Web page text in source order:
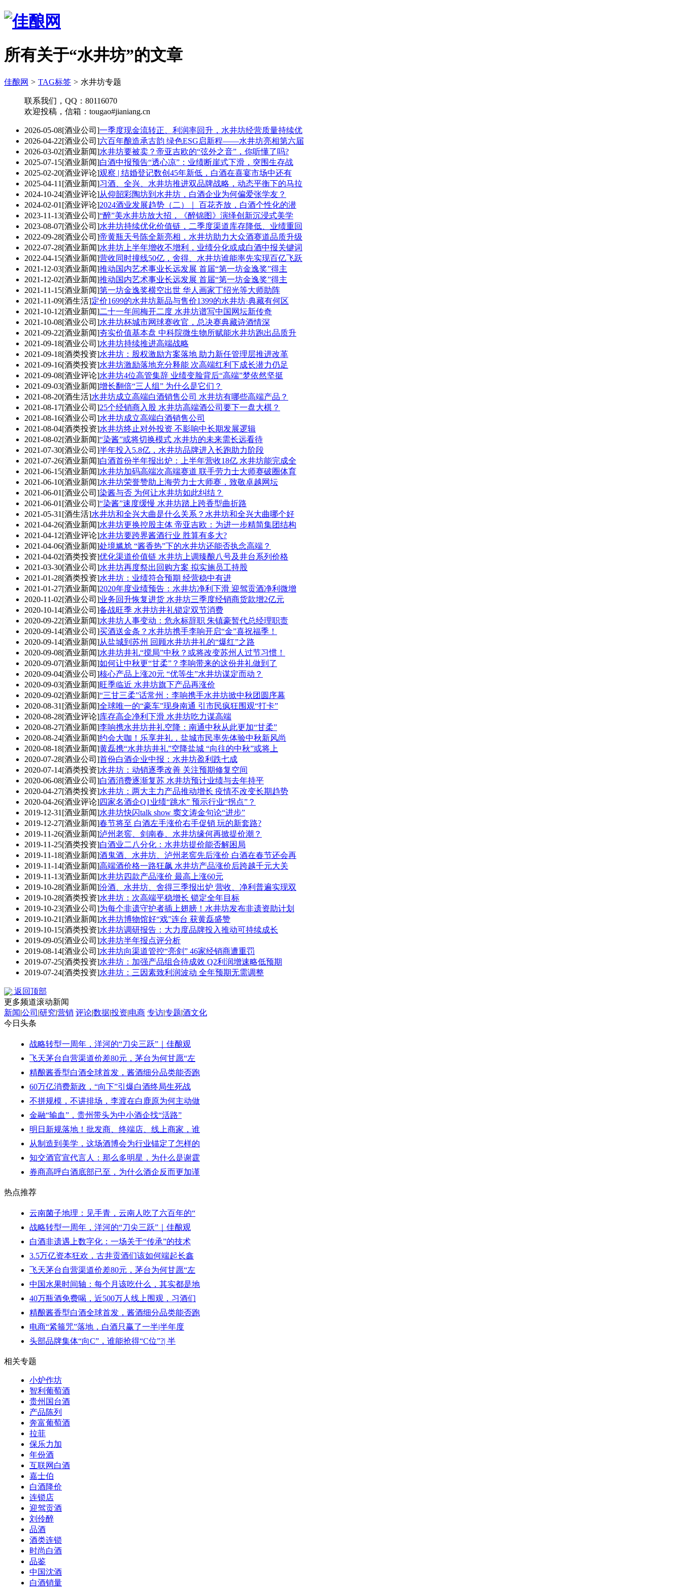
所有关于“水井坊”的文章
佳酿网 > TAG标签 > 水井坊专题
联系我们，QQ：80116070
欢迎投稿，信箱：tougao#jianiang.cn
2026-05-08[酒业公司]一季度现金流转正、利润率回升，水井坊经营质量持续优
2026-04-22[酒业公司]六百年酿造承古韵 绿色ESG启新程——水井坊亮相第六届
2026-03-02[酒业新闻]水井坊要被卖？帝亚吉欧的“弦外之音”，你听懂了吗?
2025-07-15[酒业新闻]白酒中报预告“透心凉”：业绩断崖式下滑，突围生存战
2025-02-20[酒业评论]观察 | 结婚登记数创45年新低，白酒在喜宴市场中还有
2025-04-11 [酒业新闻]习酒、全兴、水井坊推进双品牌战略，动态平衡下的马拉
2024-10-24[酒业评论]从仰韶彩陶坊到水井坊，白酒企业为何偏爱张学友？
2024-02-01 [酒业评论]2024酒业发展趋势（二）｜ 百花齐放，白酒个性化的潜
2023-11-13[酒业公司]“醉”美水井坊放大招，《醉锦图》演绎创新沉浸式美学
2023-08-07[酒业公司]水井坊持续优化价值链，二季度渠道库存降低、业绩重回
2022-09-28[酒业公司]帝黄瓶天号陈全新亮相，水井坊助力大众酒赛道品质升级
2022-07-28[酒业新闻]水井坊上半年增收不增利，业绩分化或成白酒中报关键词
2022-04-15[酒业新闻]营收同时撞线50亿，舍得、水井坊谁能率先实现百亿飞跃
2021-12-03[酒业新闻]推动国内艺术事业长远发展 首届“第一坊金逸奖”得主
2021-12-02[酒业新闻]推动国内艺术事业长远发展 首届“第一坊金逸奖”得主
2021-11-15[酒业新闻]第一坊金逸奖横空出世 华人画家丁绍光等大师助阵
2021-11-09[酒生活]定价1699的水井坊新品与售价1399的水井坊·典藏有何区
2021-10-12[酒业新闻]二十一年间梅开二度 水井坊谱写中国网坛新传奇
2021-10-08[酒业公司]水井坊杯城市网球赛收官，总决赛典藏诗酒情深
2021-09-22[酒业新闻]夯实价值基本盘 中科院微生物所赋能水井坊跑出品质升
2021-09-18[酒业公司]水井坊持续推进高端战略
2021-09-18[酒类投资]水井坊：股权激励方案落地 助力新任管理层推进改革
2021-09-16[酒类投资]水井坊激励落地充分释能 次高端红利下成长潜力仍足
2021-09-08[酒业评论]水井坊4位高管集辞 业绩变脸背后“高端”梦依然坚挺
2021-09-03[酒业新闻]增长翻倍“三人组” 为什么是它们？
2021-08-20[酒生活]水井坊成立高端白酒销售公司 水井坊有哪些高端产品？
2021-08-17[酒业公司]25个经销商入股 水井坊高端酒公司要下一盘大棋？
2021-08-16[酒业公司]水井坊成立高端白酒销售公司
2021-08-04[酒类投资]水井坊终止对外投资 不影响中长期发展逻辑
2021-08-02[酒业新闻]“染酱”或将切换模式 水井坊的未来需长远看待
2021-07-30[酒业公司]半年投入5.8亿，水井坊品牌进入长跑助力阶段
2021-07-26[酒业新闻]白酒首份半年报出炉：上半年营收18亿 水井坊能完成全
2021-06-15[酒业新闻]水井坊加码高端次高端赛道 联手劳力士大师赛破圈体育
2021-06-10[酒业新闻]水井坊荣誉赞助上海劳力士大师赛，致敬卓越网坛
2021-06-01 [酒业公司]染酱与否 为何让水井坊如此纠结？
2021-06-01 [酒业公司]“染酱”速度缓慢 水井坊踏上跨香型曲折路
2021-05-31 [酒生活]水井坊和全兴大曲是什么关系？水井坊和全兴大曲哪个好
2021-04-26[酒业新闻]水井坊更换控股主体 帝亚吉欧：为进一步精简集团结构
2021-04-12[酒业评论]水井坊要跨界酱酒行业 胜算有多大?
2021-04-06[酒业新闻]处境尴尬 “酱香热”下的水井坊还能否执念高端？
2021-04-02[酒类投资]优化渠道价值链 水井坊上调臻酿八号及井台系列价格
2021-03-30[酒业公司]水井坊再度祭出回购方案 拟实施员工持股
2021-01-28[酒类投资]水井坊：业绩符合预期 经营稳中有进
2021-01-27[酒业新闻]2020年度业绩预告：水井坊净利下滑 迎驾贡酒净利微增
2020-11-02[酒业公司]业务回升恢复进货 水井坊三季度经销商货款增2亿元
2020-10-14[酒业公司]备战旺季 水井坊井礼锁定双节消费
2020-09-22[酒业新闻]水井坊人事变动：危永标辞职 朱镇豪暂代总经理职责
2020-09-14[酒业公司]买酒送金条？水井坊携手李响开启“金”喜祝福季！
2020-09-14[酒业新闻]从盐城到苏州 回顾水井坊井礼的“爆红”之路
2020-09-08[酒业新闻]水井坊井礼“搅局”中秋？或将改变苏州人过节习惯！
2020-09-07[酒业新闻]如何让中秋更“甘柔”？李响带来的这份井礼做到了
2020-09-04[酒业公司]核心产品上涨20元 “优等生”水井坊谋定而动？
2020-09-03[酒业新闻]旺季临近 水井坊旗下产品再涨价
2020-09-02[酒业新闻]“三甘三柔”话常州：李响携手水井坊掀中秋团圆序幕
2020-08-31 [酒业新闻]全球唯一的“豪车”现身南通 引市民疯狂围观“打卡”
2020-08-28[酒业评论]库存高企净利下滑 水井坊吃力谋高端
2020-08-27[酒业新闻]李响携水井坊井礼空降：南通中秋从此更加“甘柔”
2020-08-24[酒业新闻]约会大咖！乐享井礼，盐城市民率先体验中秋新风尚
2020-08-18[酒业新闻]黄磊携“水井坊井礼”空降盐城 “向往的中秋”或将上
2020-07-28[酒业公司]首份白酒企业中报：水井坊盈利跌七成
2020-07-14[酒类投资]水井坊：动销逐季改善 关注预期修复空间
2020-06-08[酒业公司]白酒消费逐渐复苏 水井坊预计业绩与去年持平
2020-04-27[酒类投资]水井坊：两大主力产品推动增长 疫情不改变长期趋势
2020-04-26[酒业评论]四家名酒企Q1业绩“跳水” 预示行业“拐点”？
2019-12-31 [酒业新闻]水井坊快闪talk show 窦文涛金句论“进步”
2019-12-27[酒业新闻]春节将至 白酒左手涨价右手促销 玩的新套路?
2019-11-26[酒业新闻]泸州老窖、剑南春、水井坊缘何再掀提价潮？
2019-11-25[酒类投资]白酒业二八分化：水井坊提价能否解困局
2019-11-18[酒业新闻]酒鬼酒、水井坊、泸州老窖先后涨价 白酒在春节还会再
2019-11-14[酒业新闻]高端酒价格一路狂飙 水井坊产品涨价后跨越千元大关
2019-11-13[酒业新闻]水井坊四款产品涨价 最高上涨60元
2019-10-28[酒业新闻]汾酒、水井坊、舍得三季报出炉 营收、净利普遍实现双
2019-10-28[酒类投资]水井坊：次高端平稳增长 锁定全年目标
2019-10-23[酒业公司]为每个非遗守护者插上翅膀！水井坊发布非遗资助计划
2019-10-21 [酒业新闻]水井坊博物馆好“戏”连台 获黄磊盛赞
2019-10-15[酒类投资]水井坊调研报告：大力度品牌投入推动可持续成长
2019-09-05[酒业公司]水井坊半年报点评分析
2019-08-14[酒业公司]水井坊向渠道管控“亮剑” 46家经销商遭重罚
2019-07-25[酒类投资]水井坊：加强产品组合待成效 Q2利润增速略低预期
2019-07-24[酒类投资]水井坊：三因素致利润波动 全年预期无需调整
返回顶部
更多频道滚动新闻
新闻|公司 |研究|营销 评论|数据|投资|电商 专访|专题|酒文化
今日头条
战略转型一周年，洋河的“刀尖三跃”｜佳酿观
飞天茅台自营渠道价差80元，茅台为何甘愿“左
精酿酱香型白酒全球首发，酱酒细分品类能否跑
60万亿消费新政，“向下”引爆白酒终局生死战
不拼规模，不讲排场，李渡在白鹿原为何主动做
金融“输血”，贵州带头为中小酒企找“活路”
明日新规落地！批发商、终端店、线上商家，谁
从制造到美学，这场酒博会为行业锚定了怎样的
知交酒官宣代言人：那么多明星，为什么是谢霆
券商高呼白酒底部已至，为什么酒企反而更加谨
热点推荐
云南菌子地理：见手青，云南人吃了六百年的“
战略转型一周年，洋河的“刀尖三跃”｜佳酿观
白酒非遗遇上数字化：一场关于“传承”的技术
3.5万亿资本狂欢，古井贡酒们该如何端起长鑫
飞天茅台自营渠道价差80元，茅台为何甘愿“左
中国水果时间轴：每个月该吃什么，其实都是地
40万瓶酒免费喝，近500万人线上围观，习酒们
精酿酱香型白酒全球首发，酱酒细分品类能否跑
电商“紧箍咒”落地，白酒只赢了一半|半年度
头部品牌集体“向C”，谁能抢得“C位”?| 半
相关专题
小炉作坊
智利葡萄酒
贵州国台酒
产品陈列
奔富葡萄酒
拉菲
保乐力加
年份酒
互联网白酒
嘉士伯
白酒降价
连锁店
迎驾贡酒
刘伶醉
品酒
酒类连锁
时尚白酒
品鉴
中国沈酒
白酒销量